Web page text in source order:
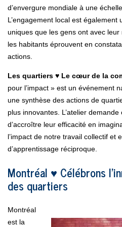
d’envergure mondiale à une
L’engagement local est
uniques que les gens ont avec
les habitants éprouvent en
actions.
Les quartiers ♥ Le cœur de la
pour l’impact » est un événement
une synthèse des actions de
plus innovantes. L’atelier
d’accroître leur efficacité en
l’impact de notre travail collectif et
d’apprentissage réciproque.
Montréal ♥ Célébrons
des quartiers
Montréal
est la